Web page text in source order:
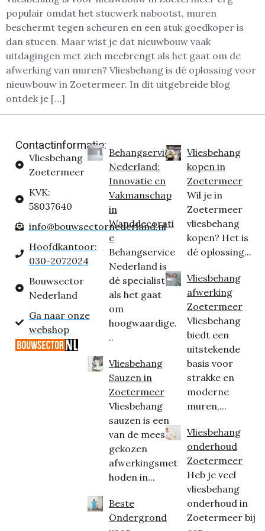
populair omdat het stucwerk nabootst, muren
beschermt tegen scheuren en een stuk goedkoper is
dan stucen. Maar wist je dat nieuwbouw vaak
uitdagingen met zich meebrengt als het gaat om de
afwerking van muren? Vliesbehang is dé oplossing voor
nieuwbouw in Zoetermeer. In dit uitgebreide blog
ontdek je […]
Contactinformatie:
Vliesbehang
Zoetermeer
KVK:
58037640
info@bouwsectornederland.nl
Hoofdkantoor:
030-2072024
Bouwsector
Nederland
Ga naar onze
webshop
Behangservice
Nederland:
Innovatie en
Vakmanschap
in
Wanddecorati
e
Behangservice
Nederland is
dé specialist
als het gaat
om
hoogwaardige.
..
Vliesbehang
Sauzen in
Zoetermeer
Vliesbehang
sauzen is een
van de meest
gekozen
afwerkingsmet
hoden in...
Beste
Ondergrond
Vliesbehang
kopen in
Zoetermeer
Wil je in
Zoetermeer
vliesbehang
kopen? Het is
dé oplossing...
Vliesbehang
afwerking
Zoetermeer
Vliesbehang
biedt een
uitstekende
basis voor
strakke en
moderne
muren,...
Vliesbehang
onderhoud
Zoetermeer
Heb je veel
vliesbehang
onderhoud in
Zoetermeer bij